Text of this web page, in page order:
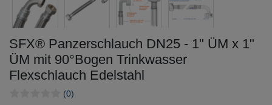
SFX® Panzerschlauch DN25 - 1" ÜM x 1"
ÜM mit 90°Bogen Trinkwasser
Flexschlauch Edelstahl
(0)